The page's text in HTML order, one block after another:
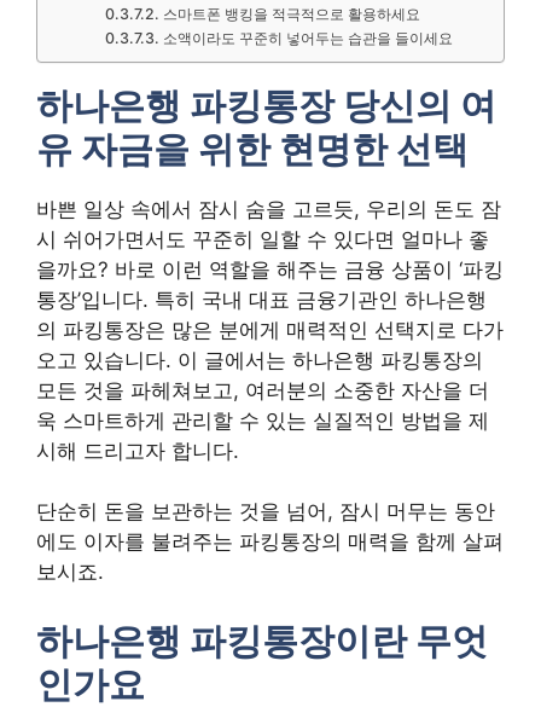
스마트폰 뱅킹을 적극적으로 활용하세요
소액이라도 꾸준히 넣어두는 습관을 들이세요
하나은행 파킹통장 당신의 여
유 자금을 위한 현명한 선택
바쁜 일상 속에서 잠시 숨을 고르듯, 우리의 돈도 잠
시 쉬어가면서도 꾸준히 일할 수 있다면 얼마나 좋
을까요? 바로 이런 역할을 해주는 금융 상품이 ‘파킹
통장’입니다. 특히 국내 대표 금융기관인 하나은행
의 파킹통장은 많은 분에게 매력적인 선택지로 다가
오고 있습니다. 이 글에서는 하나은행 파킹통장의
모든 것을 파헤쳐보고, 여러분의 소중한 자산을 더
욱 스마트하게 관리할 수 있는 실질적인 방법을 제
시해 드리고자 합니다.
단순히 돈을 보관하는 것을 넘어, 잠시 머무는 동안
에도 이자를 불려주는 파킹통장의 매력을 함께 살펴
보시죠.
하나은행 파킹통장이란 무엇
인가요